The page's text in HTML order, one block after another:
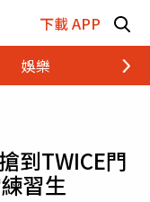
下載 APP
娛樂 財經
到TWICE門
習生